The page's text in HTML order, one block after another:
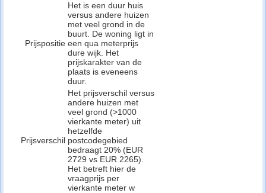
Prijspositie
Het is een duur huis
versus andere huizen
met veel grond in de
buurt. De woning ligt in
een qua meterprijs
dure wijk. Het
prijskarakter van de
plaats is eveneens
duur.
Prijsverschil
Het prijsverschil versus
andere huizen met
veel grond (>1000
vierkante meter) uit
hetzelfde
postcodegebied
bedraagt 20% (EUR
2729 vs EUR 2265).
Het betreft hier de
vraagprijs per
vierkante meter w